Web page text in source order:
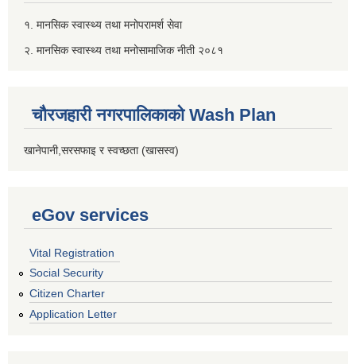
१. मानसिक स्वास्थ्य तथा मनोपरामर्श सेवा
२. मानसिक स्वास्थ्य तथा मनोसामाजिक नीती २०८१
चौरजहारी नगरपालिकाको Wash Plan
खानेपानी,सरसफाइ र स्वच्छता (खासस्व)
eGov services
Vital Registration
Social Security
Citizen Charter
Application Letter